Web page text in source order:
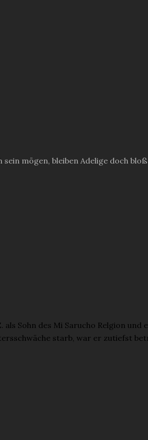
mögen, bleiben Adelige doch
als Sohn des Mi Sarucho Relgion
starb, war er zutiefst